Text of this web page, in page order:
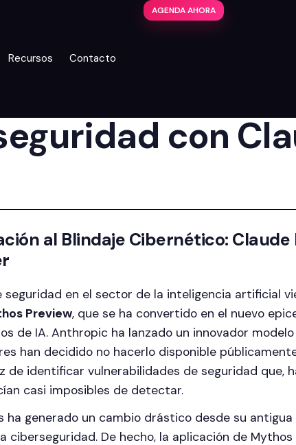
Recursos Contacto
AGENDA AHORA
con
al Blindaje Cibernético:
seguridad en el sector de la inteligencia artificial
Preview, que se ha convertido en el nuevo
de IA. Anthropic ha lanzado un innovador
han decidido no hacerlo disponible
de identificar vulnerabilidades de seguridad que,
casi imposibles de detectar.
ha generado un cambio drástico desde su antigua
ciberseguridad. De hecho, la aplicación de